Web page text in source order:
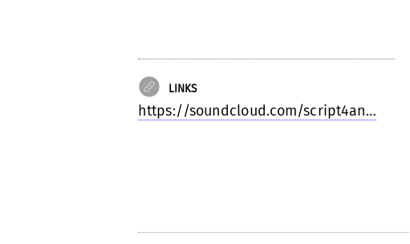
LINKS
https://soundcloud.com/script4an…